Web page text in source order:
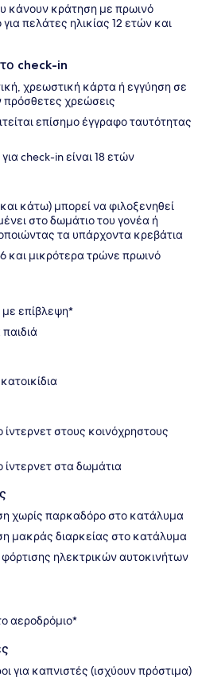
κάνουν κράτηση με πρωινό
πελάτες ηλικίας 12 ετών και
check-in
χρεωστική κάρτα ή εγγύηση σε
πρόσθετες χρεώσεις
επίσημο έγγραφο ταυτότητας
check-in είναι 18 ετών
κάτω) μπορεί να φιλοξενηθεί
στο δωμάτιο του γονέα ή
τα υπάρχοντα κρεβάτια
και μικρότερα τρώνε πρωινό
με επίβλεψη*
στους κοινόχρηστους
στα δωμάτια
χωρίς παρκαδόρο στο κατάλυμα
μακράς διαρκείας στο κατάλυμα
φόρτισης ηλεκτρικών αυτοκινήτων
αεροδρόμιο*
για καπνιστές (ισχύουν πρόστιμα)